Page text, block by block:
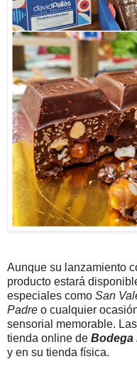
Aunque su lanzamiento
producto estará
especiales como San
Padre o cualquier
sensorial memorable.
tienda online de Bodega
y en su tienda física.